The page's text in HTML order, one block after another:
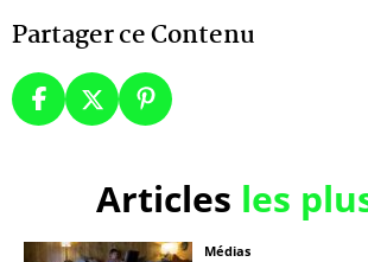
Partager ce Contenu
Articles les
Médias